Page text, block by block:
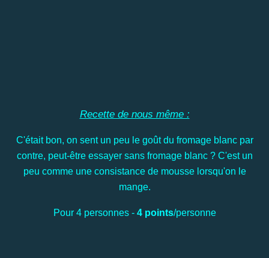
Recette de nous même :
C'était bon, on sent un peu le goût du fromage blanc par
contre, peut-être essayer sans fromage blanc ? C'est un
peu comme une consistance de mousse lorsqu'on le
mange.
Pour 4 personnes - 4 points/personne